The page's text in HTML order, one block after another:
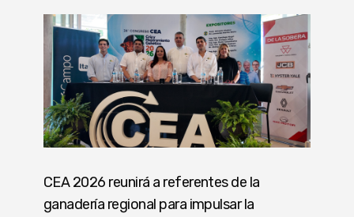
CEA 2026 reunirá a referentes de la
ganadería regional para impulsar la